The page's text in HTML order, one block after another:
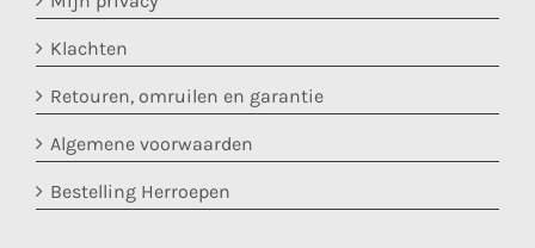
Klachten
Retouren, omruilen en garantie
Algemene voorwaarden
Bestelling Herroepen